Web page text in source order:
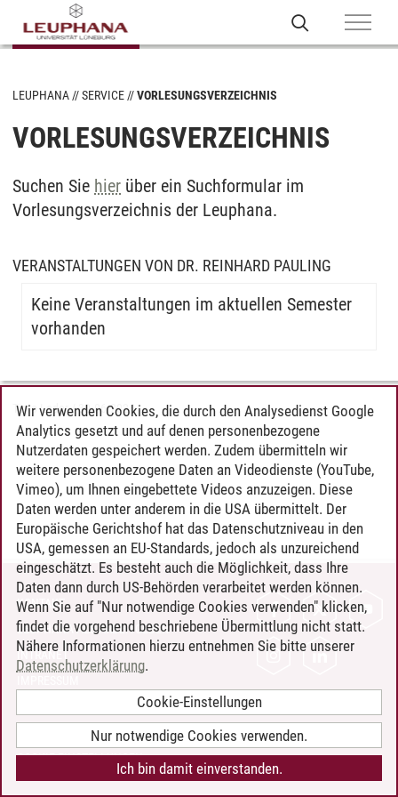
LEUPHANA SERVICE VORLESUNGSVERZEICHNIS
VORLESUNGSVERZEICHNIS
Suchen Sie hier über ein Suchformular im
Vorlesungsverzeichnis der Leuphana.
VERANSTALTUNGEN VON DR. REINHARD PAULING
Keine Veranstaltungen im aktuellen Semester
vorhanden
Timo Leder/30.06.2024
KONTAKT
LEUPHANA ALS ARBEITGEBER
INTRANET
BARRIEREFREIHEIT
COOKIE-EINSTELLUNGEN
Wir verwenden Cookies, die durch den Analysedienst Google
Analytics gesetzt und auf denen personenbezogene
Nutzerdaten gespeichert werden. Zudem übermitteln wir
weitere personenbezogene Daten an Videodienste (YouTube,
Vimeo), um Ihnen eingebettete Videos anzuzeigen. Diese
Daten werden unter anderem in die USA übermittelt. Der
Europäische Gerichtshof hat das Datenschutzniveau in den
USA, gemessen an EU-Standards, jedoch als unzureichend
eingeschätzt. Es besteht auch die Möglichkeit, dass Ihre
Daten dann durch US-Behörden verarbeitet werden können.
Wenn Sie auf "Nur notwendige Cookies verwenden" klicken,
findet die vorgehend beschriebene Übermittlung nicht statt.
Nähere Informationen hierzu entnehmen Sie bitte unserer
Datenschutzerklärung.
Cookie-Einstellungen
Nur notwendige Cookies verwenden.
Ich bin damit einverstanden.